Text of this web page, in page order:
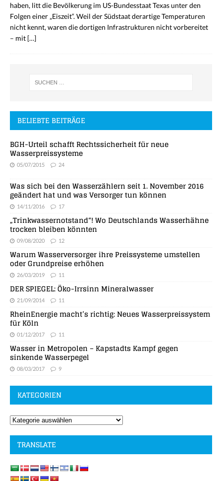
haben, litt die Bevölkerung im US-Bundesstaat Texas unter den
Folgen einer „Eiszeit“. Weil der Südstaat derartige Temperaturen
nicht kennt, waren die dortigen Infrastrukturen nicht vorbereitet
– mit […]
BELIEBTE BEITRÄGE
BGH-Urteil schafft Rechtssicherheit für neue
Wasserpreissysteme
05/07/2015 24
Was sich bei den Wasserzählern seit 1. November 2016
geändert hat und was Versorger tun können
14/11/2016 17
„Trinkwassernotstand“! Wo Deutschlands Wasserhähne
trocken bleiben könnten
09/08/2020 12
Warum Wasserversorger ihre Preissysteme umstellen
oder Grundpreise erhöhen
26/03/2019 11
DER SPIEGEL: Öko-Irrsinn Mineralwasser
21/09/2014 11
RheinEnergie macht’s richtig: Neues Wasserpreissystem
für Köln
01/12/2017 11
Wasser in Metropolen – Kapstadts Kampf gegen
sinkende Wasserpegel
08/03/2017 9
KATEGORIEN
TRANSLATE